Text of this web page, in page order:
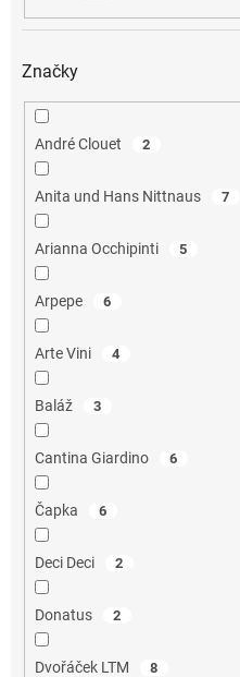
Značky
André Clouet 2
Anita und Hans Nittnaus 7
Arianna Occhipinti 5
Arpepe 6
Arte Vini 4
Baláž 3
Cantina Giardino 6
Čapka 6
Deci Deci 2
Donatus 2
Dvořáček LTM 8